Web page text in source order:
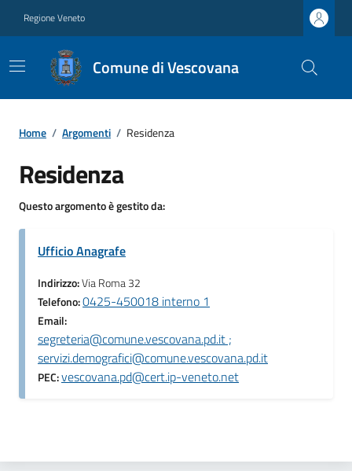
Regione Veneto
Comune di Vescovana
Home / Argomenti / Residenza
Residenza
Questo argomento è gestito da:
Ufficio Anagrafe
Indirizzo:Via Roma 32
Telefono:0425-450018 interno 1
Email:
segreteria@comune.vescovana.pd.it ;
servizi.demografici@comune.vescovana.pd.it
PEC:vescovana.pd@cert.ip-veneto.net